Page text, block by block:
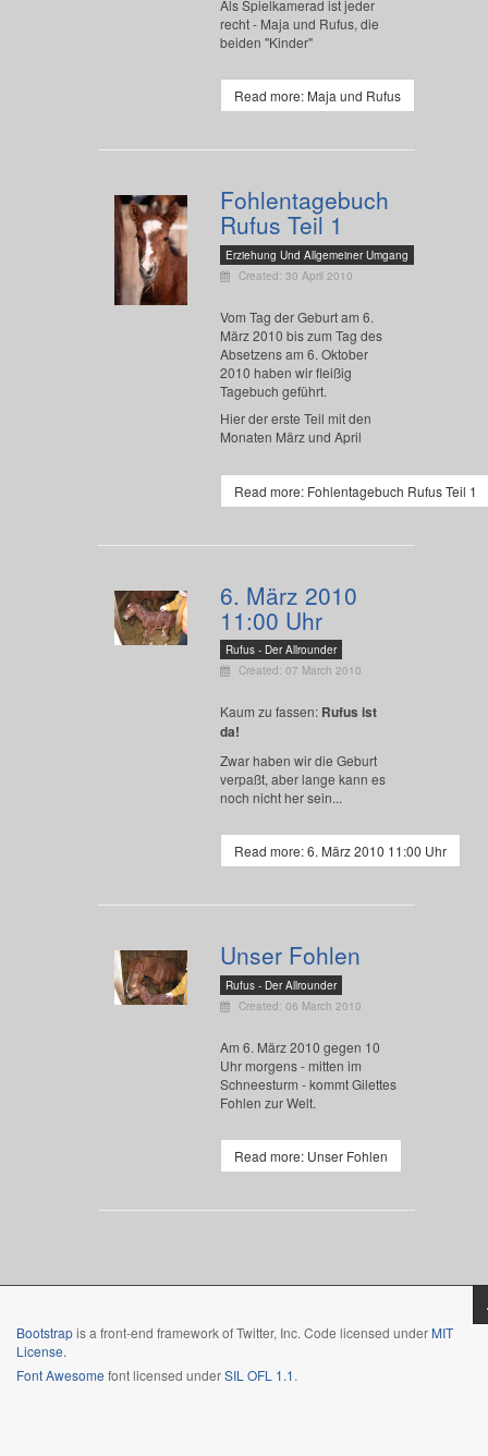
Als Spielkamerad ist jeder
recht - Maja und Rufus, die
beiden "Kinder"
Read more: Maja und Rufus
Fohlentagebuch
Rufus Teil 1
Erziehung Und Allgemeiner Umgang
Created: 30 April 2010
Vom Tag der Geburt am 6.
März 2010 bis zum Tag des
Absetzens am 6. Oktober
2010 haben wir fleißig
Tagebuch geführt.
Hier der erste Teil mit den
Monaten März und April
Read more: Fohlentagebuch Rufus Teil 1
6. März 2010
11:00 Uhr
Rufus - Der Allrounder
Created: 07 March 2010
Kaum zu fassen: Rufus ist
da!
Zwar haben wir die Geburt
verpaßt, aber lange kann es
noch nicht her sein...
Read more: 6. März 2010 11:00 Uhr
Unser Fohlen
Rufus - Der Allrounder
Created: 06 March 2010
Am 6. März 2010 gegen 10
Uhr morgens - mitten im
Schneesturm - kommt Gilettes
Fohlen zur Welt.
Read more: Unser Fohlen
Bootstrapis a front-end framework of Twitter, Inc. Code licensed under MIT
License.
Font Awesome font licensed underSIL OFL 1.1.